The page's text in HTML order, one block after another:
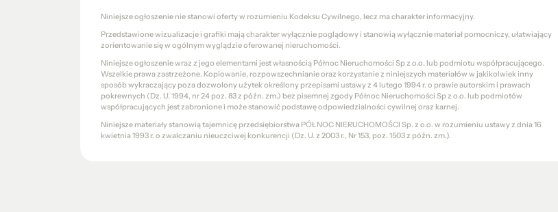
Niniejsze ogłoszenie nie stanowi oferty w rozumieniu Kodeksu Cywilnego, lecz ma charakter informacyjny.
Przedstawione wizualizacje i grafiki mają charakter wyłącznie poglądowy i stanowią wyłącznie materiał pomocniczy, ułatwiający
zorientowanie się w ogólnym wyglądzie oferowanej nieruchomości.
Niniejsze ogłoszenie wraz z jego elementami jest własnością Północ Nieruchomości Sp z o.o. lub podmiotu współpracującego.
Wszelkie prawa zastrzeżone. Kopiowanie, rozpowszechnianie oraz korzystanie z niniejszych materiałów w jakikolwiek inny
sposób wykraczający poza dozwolony użytek określony przepisami ustawy z 4 lutego 1994 r. o prawie autorskim i prawach
pokrewnych (Dz. U. 1994, nr 24 poz. 83 z późn. zm.) bez pisemnej zgody Północ Nieruchomości Sp z o.o. lub podmiotów
współpracujących jest zabronione i może stanowić podstawę odpowiedzialności cywilnej oraz karnej.
Niniejsze materiały stanowią tajemnicę przedsiębiorstwa PÓŁNOC NIERUCHOMOŚCI Sp. z o.o. w rozumieniu ustawy z dnia 16
kwietnia 1993 r. o zwalczaniu nieuczciwej konkurencji (Dz. U. z 2003 r., Nr 153, poz. 1503 z późn. zm.).